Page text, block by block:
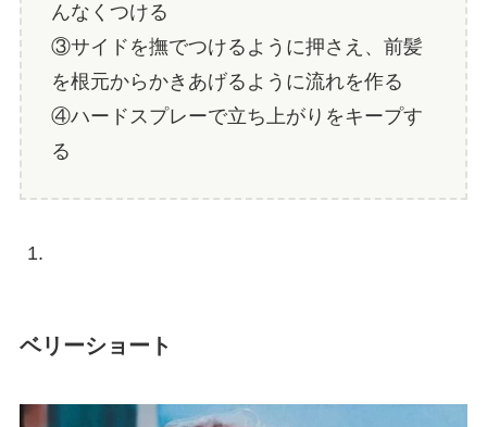
んなくつける
③サイドを撫でつけるように押さえ、前髪
を根元からかきあげるように流れを作る
④ハードスプレーで立ち上がりをキープす
る
ベリーショート